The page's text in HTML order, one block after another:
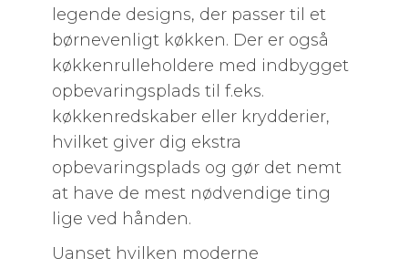
legende designs, der passer til et
børnevenligt køkken. Der er også
køkkenrulleholdere med indbygget
opbevaringsplads til f.eks.
køkkenredskaber eller krydderier,
hvilket giver dig ekstra
opbevaringsplads og gør det nemt
at have de mest nødvendige ting
lige ved hånden.
Uanset hvilken moderne